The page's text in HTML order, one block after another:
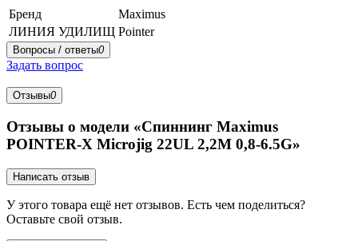
Бренд
Maximus
ЛИНИЯ УДИЛИЩ Pointer
Вопросы / ответы0
Задать вопрос
Отзывы0
Отзывы о модели «Спиннинг Maximus
POINTER-X Microjig 22UL 2,2M 0,8-6.5G»
Написать отзыв
У этого товара ещё нет отзывов. Есть чем поделиться?
Оставьте свой отзыв.